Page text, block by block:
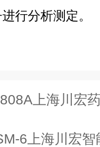
行分析测定。
上海川宏药企智
6上海川宏